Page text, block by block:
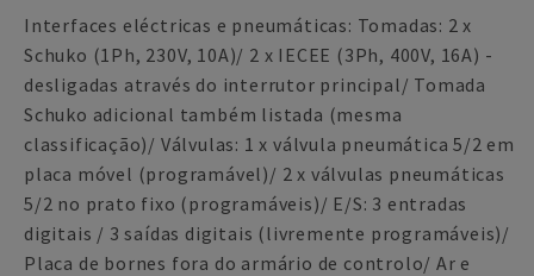
Interfaces eléctricas e pneumáticas: Tomadas: 2 x
Schuko (1Ph, 230V, 10A)/ 2 x IECEE (3Ph, 400V, 16A) -
desligadas através do interrutor principal/ Tomada
Schuko adicional também listada (mesma
classificação)/ Válvulas: 1 x válvula pneumática 5/2 em
placa móvel (programável)/ 2 x válvulas pneumáticas
5/2 no prato fixo (programáveis)/ E/S: 3 entradas
digitais / 3 saídas digitais (livremente programáveis)/
Placa de bornes fora do armário de controlo/ Ar e